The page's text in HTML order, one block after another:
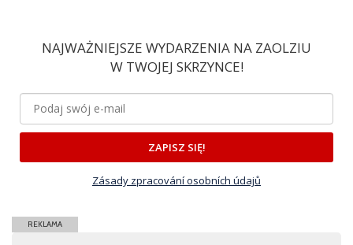
NAJWAŻNIEJSZE WYDARZENIA NA ZAOLZIU
W TWOJEJ SKRZYNCE!
ZAPISZ SIĘ!
Zásady zpracování osobních údajů
REKLAMA